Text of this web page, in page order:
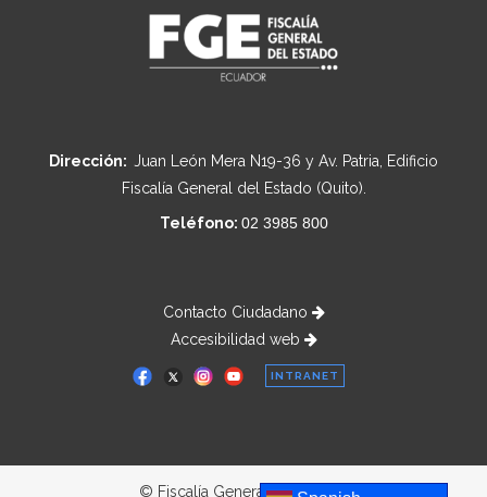
Dirección: Juan León Mera N19-36 y Av. Patria, Edificio
Fiscalía General del Estado (Quito).
Teléfono: 02 3985 800
Contacto Ciudadano
Accesibilidad web
INTRANET
© Fiscalía General del Estado